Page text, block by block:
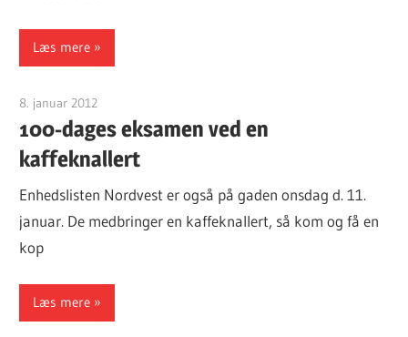
Læs mere
8. januar 2012
100-dages eksamen ved en
kaffeknallert
Enhedslisten Nordvest er også på gaden onsdag d. 11.
januar. De medbringer en kaffeknallert, så kom og få en
kop
Læs mere